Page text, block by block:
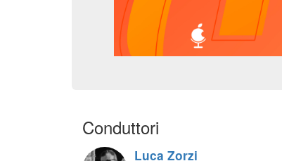
Conduttori
Luca Zorzi